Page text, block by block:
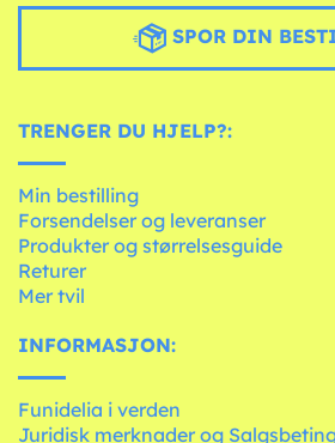
SPOR DIN
TRENGER DU HJELP?:
Min bestilling
Forsendelser og leveranser
Produkter og størrelsesguide
Returer
Mer tvil
INFORMASJON:
Funidelia i verden
Juridisk merknader og